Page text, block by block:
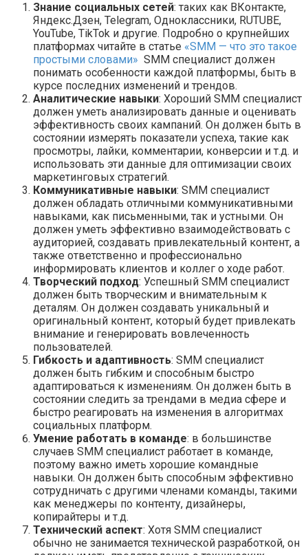
Знание социальных сетей: таких как ВКонтакте,
Яндекс.Дзен, Telegram, Одноклассники, RUTUBE,
YouTube, TikTok и другие. Подробно о крупнейших
платформах читайте в статье «SMM — что это такое
простыми словами» SMM специалист должен
понимать особенности каждой платформы, быть в
курсе последних изменений и трендов.
Аналитические навыки: Хороший SMM специалист
должен уметь анализировать данные и оценивать
эффективность своих кампаний. Он должен быть в
состоянии измерять показатели успеха, такие как
просмотры, лайки, комментарии, конверсии и т.д. и
использовать эти данные для оптимизации своих
маркетинговых стратегий.
Коммуникативные навыки: SMM специалист
должен обладать отличными коммуникативными
навыками, как письменными, так и устными. Он
должен уметь эффективно взаимодействовать с
аудиторией, создавать привлекательный контент, а
также ответственно и профессионально
информировать клиентов и коллег о ходе работ.
Творческий подход: Успешный SMM специалист
должен быть творческим и внимательным к
деталям. Он должен создавать уникальный и
оригинальный контент, который будет привлекать
внимание и генерировать вовлеченность
пользователей.
Гибкость и адаптивность: SMM специалист
должен быть гибким и способным быстро
адаптироваться к изменениям. Он должен быть в
состоянии следить за трендами в медиа сфере и
быстро реагировать на изменения в алгоритмах
социальных платформ.
Умение работать в команде: в большинстве
случаев SMM специалист работает в команде,
поэтому важно иметь хорошие командные
навыки. Он должен быть способным эффективно
сотрудничать с другими членами команды, такими
как менеджеры по контенту, дизайнеры,
копирайтеры и т.д.
Технический аспект: Хотя SMM специалист
обычно не занимается технической разработкой, он